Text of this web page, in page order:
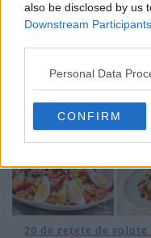
also be disclosed by us
Downstream Participants
Personal Data
CONFIRM
20 de rețete de